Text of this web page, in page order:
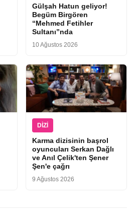
Gülşah Hatun geliyor!
Begüm Birgören
“Mehmed Fetihler
Sultanı”nda
10 Ağustos 2026
DIZI
Karma dizisinin başrol
oyuncuları Serkan Dağlı
ve Anıl Çelik'ten Şener
Şen'e çağrı
9 Ağustos 2026